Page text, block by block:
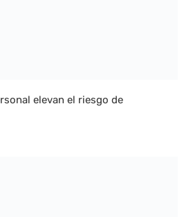
elevan el riesgo de